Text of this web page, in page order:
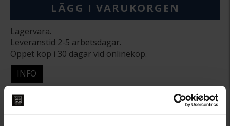
LÄGG I VARUKORGEN
Lagervara.
Leveranstid 2-5 arbetsdagar.
Öppet köp i 30 dagar vid onlineköp.
INFO
LÄNGD CA (CM)